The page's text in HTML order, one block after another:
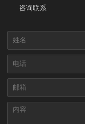
咨询联系